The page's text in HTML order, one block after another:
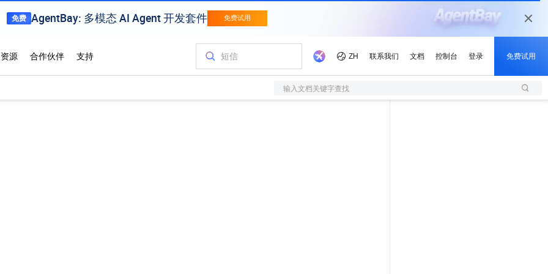
输入文档关键字查找